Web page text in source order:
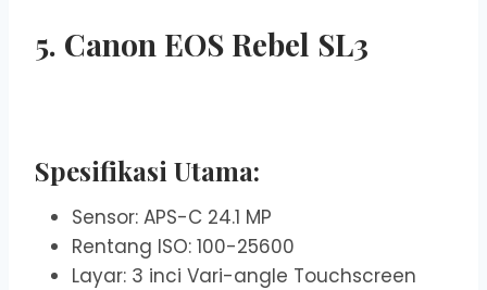
5. Canon EOS Rebel SL3
Spesifikasi Utama:
Sensor: APS-C 24.1 MP
Rentang ISO: 100-25600
Layar: 3 inci Vari-angle Touchscreen